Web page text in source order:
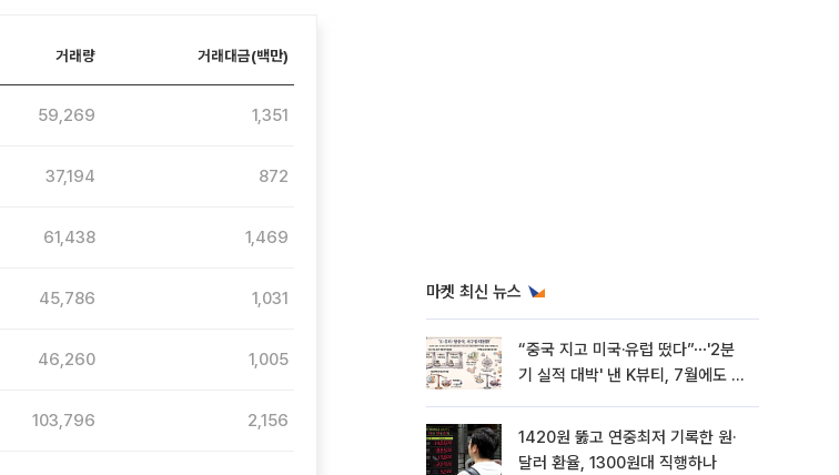
마켓 최신 뉴스
“중국 지고 미국·유럽 떴다”⋯'2분
기 실적 대박' 낸 K뷰티, 7월에도 질
1420원 뚫고 연중최저 기록한 원·
달러 환율, 1300원대 직행하나